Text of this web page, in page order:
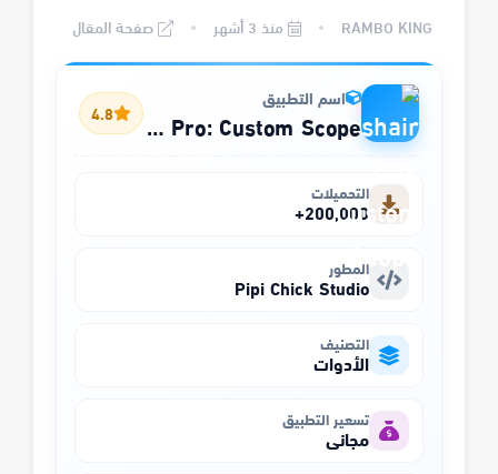
منذ 3 أشهر صفحة المقال
اسم التطبيق
Crosshair Pro: Custom Scope
4.8
التحميلات
200,000+
المطور
Pipi Chick Studio
التصنيف
الأدوات
تسعير التطبيق
مجاني